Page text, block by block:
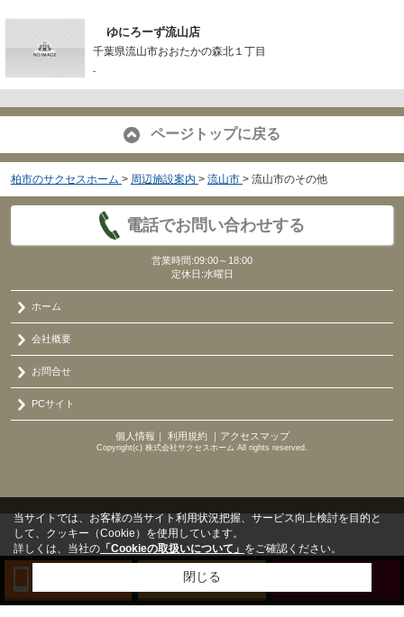
ゆにろーず流山店
千葉県流山市おおたかの森北１丁目
-
ページトップに戻る
柏市のサクセスホーム > 周辺施設案内 > 流山市 > 流山市のその他
電話でお問い合わせする
営業時間:09:00～18:00
定休日:水曜日
ホーム
会社概要
お問合せ
PCサイト
個人情報 利用規約｜ アクセスマップ
Copyright(c) 株式会社サクセスホーム All rights reserved.
来店予約
当サイトでは、お客様の当サイト利用状況把握、サービス向上検討を目的と
して、クッキー（Cookie）を使用しています。
詳しくは、当社の 「Cookieの取扱いについて」 をご確認ください。
閉じる